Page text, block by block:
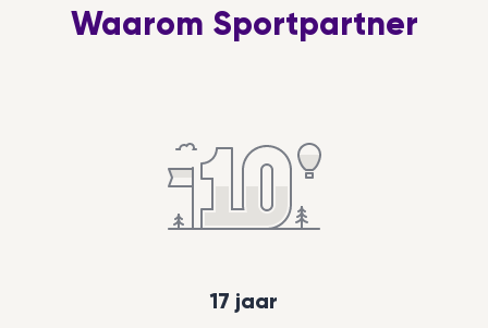
Waarom Sportpartner
17 jaar